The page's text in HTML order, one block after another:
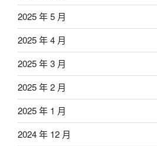
2025 年 5 月
2025 年 4 月
2025 年 3 月
2025 年 2 月
2025 年 1 月
2024 年 12 月